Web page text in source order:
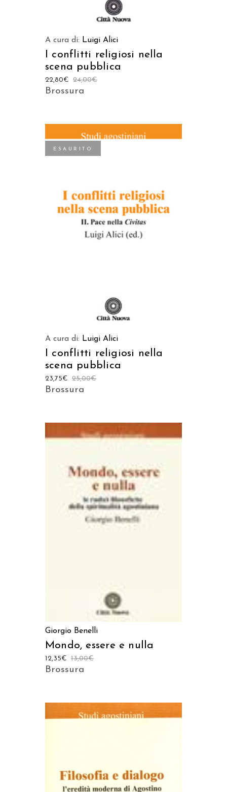
A cura di: Luigi Alici
I conflitti religiosi nella
scena pubblica
24,00€
22,80€
Brossura
ESAURITO
LEGGI TUTTO
A cura di: Luigi Alici
I conflitti religiosi nella
scena pubblica
25,00€
23,75€
Brossura
AGGIUNGI AL CARRELLO
Giorgio Benelli
Mondo, essere e nulla
13,00€
12,35€
Brossura